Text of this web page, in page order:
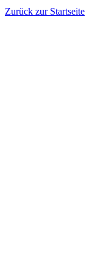
Zurück zur Startseite